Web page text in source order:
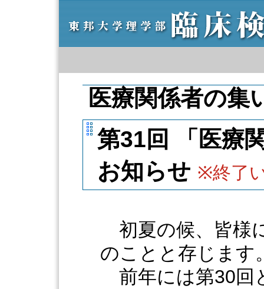
医療関係者の集
第31回 「医療
お知らせ ※終了
初夏の候、皆様
のことと存じます
前年には第30回